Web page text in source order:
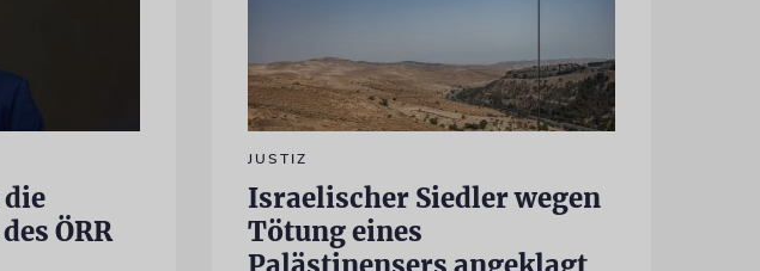
die
ÖRR
JUSTIZ
Israelischer Siedler wegen
Tötung eines